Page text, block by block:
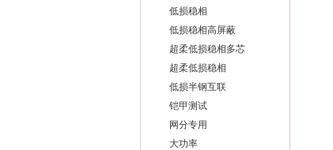
低损稳相
低损稳相高屏蔽
超柔低损稳相多芯
超柔低损稳相
低损半钢互联
铠甲测试
网分专用
大功率